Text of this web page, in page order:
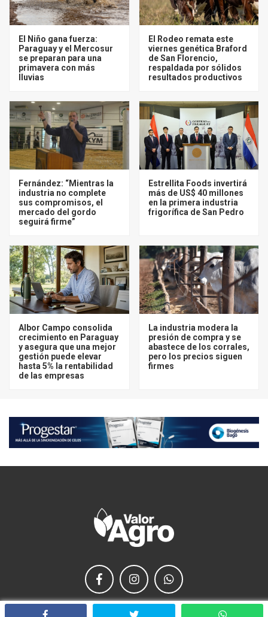
El Niño gana fuerza:
Paraguay y el Mercosur
se preparan para una
primavera con más
lluvias
El Rodeo remata este
viernes genética Braford
de San Florencio,
respaldada por sólidos
resultados productivos
Fernández: “Mientras la
industria no complete
sus compromisos, el
mercado del gordo
seguirá firme”
Estrellita Foods invertirá
más de US$ 40 millones
en la primera industria
frigorífica de San Pedro
Albor Campo consolida
crecimiento en Paraguay
y asegura que una mejor
gestión puede elevar
hasta 5% la rentabilidad
de las empresas
La industria modera la
presión de compra y se
abastece de los corrales,
pero los precios siguen
firmes